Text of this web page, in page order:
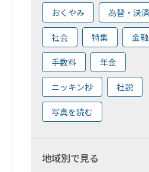
おくやみ 為替・決済
社会 特集 金
手数料 年金
ニッキン抄 社説
写真を読む
地域別で見る